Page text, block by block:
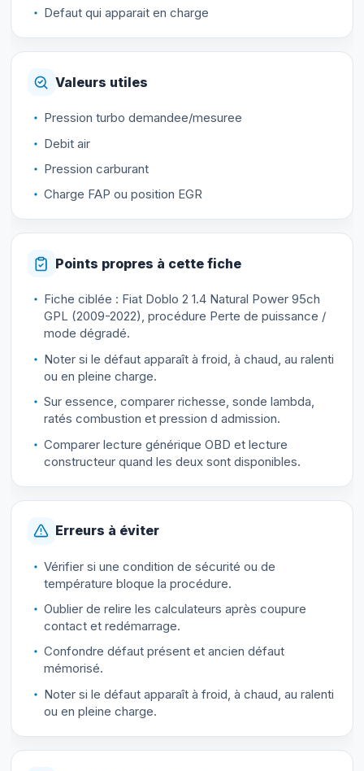
Defaut qui apparait en charge
Valeurs utiles
Pression turbo demandee/mesuree
Debit air
Pression carburant
Charge FAP ou position EGR
Points propres à cette fiche
Fiche ciblée : Fiat Doblo 2 1.4 Natural Power 95ch
GPL (2009-2022), procédure Perte de puissance /
mode dégradé.
Noter si le défaut apparaît à froid, à chaud, au ralenti
ou en pleine charge.
Sur essence, comparer richesse, sonde lambda,
ratés combustion et pression d admission.
Comparer lecture générique OBD et lecture
constructeur quand les deux sont disponibles.
Erreurs à éviter
Vérifier si une condition de sécurité ou de
température bloque la procédure.
Oublier de relire les calculateurs après coupure
contact et redémarrage.
Confondre défaut présent et ancien défaut
mémorisé.
Noter si le défaut apparaît à froid, à chaud, au ralenti
ou en pleine charge.